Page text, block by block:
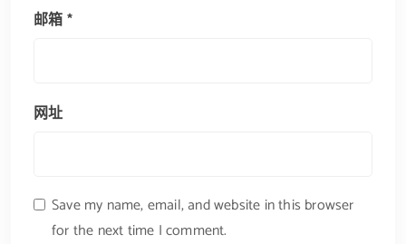
邮箱*
网址
Save my name, email, and website in this browser
for the next time I comment.